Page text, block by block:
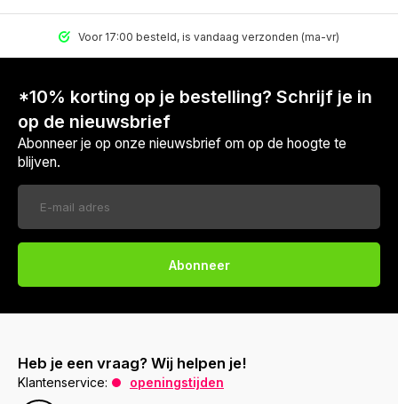
Voor 17:00 besteld, is vandaag verzonden (ma-vr)
*10% korting op je bestelling? Schrijf je in
op de nieuwsbrief
Abonneer je op onze nieuwsbrief om op de hoogte te
blijven.
Abonneer
Heb je een vraag? Wij helpen je!
Klantenservice:
openingstijden